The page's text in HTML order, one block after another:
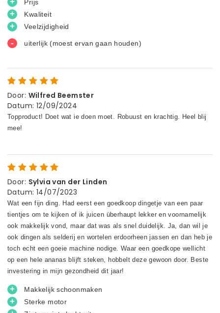
Door: Wilfred Beemster
Datum: 12/09/2024
Door: Sylvia van der Linden
Datum: 14/07/2023